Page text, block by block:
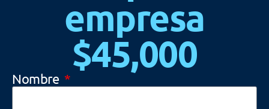
empresa
$45,000
Nombre